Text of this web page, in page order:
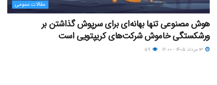
مقالات عمومی
هوش مصنوعی تنها بهانه‌ای برای سرپوش گذاشتن بر
ورشکستگی خاموش شرکت‌های کریپتویی است